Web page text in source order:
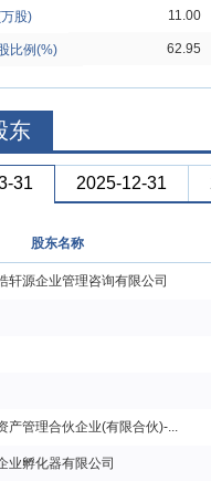
股)
比例(%)
11.00
62.95
东
31 2025-12-31
股东名称
轩源企业管理咨询有限公司
产管理合伙企业(有限合伙)-...
业孵化器有限公司